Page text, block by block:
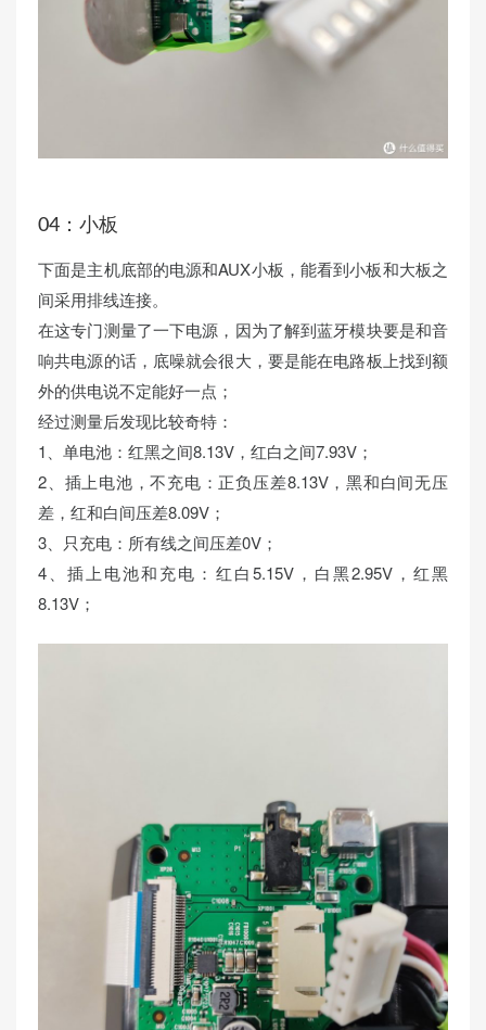
04：小板
下面是主机底部的电源和AUX小板，能看到小板和大板之
间采用排线连接。
在这专门测量了一下电源，因为了解到蓝牙模块要是和音
响共电源的话，底噪就会很大，要是能在电路板上找到额
外的供电说不定能好一点；
经过测量后发现比较奇特：
1、单电池：红黑之间8.13V，红白之间7.93V；
2、插上电池，不充电：正负压差8.13V，黑和白间无压
差，红和白间压差8.09V；
3、只充电：所有线之间压差0V；
4、插上电池和充电：红白5.15V，白黑2.95V，红黑
8.13V；